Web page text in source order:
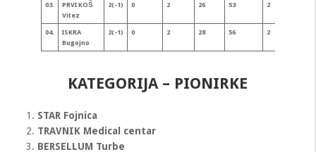
03.
PRVI KOŠ
Vitez
2(-1) 0 2 26 53 2
04.
ISKRA
Bugojno
2(-1) 0 2 28 56 2
KATEGORIJA – PIONIRKE
STAR Fojnica
TRAVNIK Medical centar
BERSELLUM Turbe